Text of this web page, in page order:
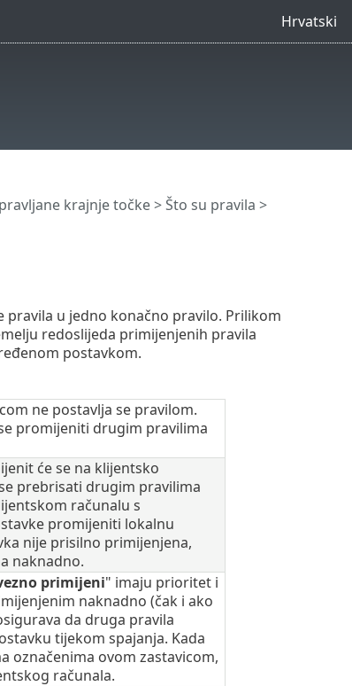
Hrvatski
krajnje točke>Što su pravila >
u jedno konačno pravilo. Prilikom
redoslijeda primijenjenih pravila
postavkom.
ne postavlja se pravilom.
promijeniti drugim pravilima
će se na klijentsko
prebrisati drugim pravilima
računalu s
promijeniti lokalnu
nije prisilno primijenjena,
naknadno.
primijeni" imaju prioritet i
naknadno (čak i ako
da druga pravila
tijekom spajanja. Kada
označenima ovom zastavicom,
računala.